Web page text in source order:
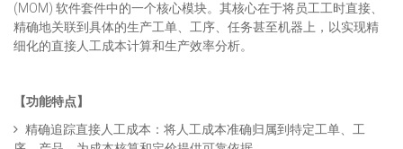
(MOM) 软件套件中的一个核心模块。其核心在于将员工工时直接、
精确地关联到具体的生产工单、工序、任务甚至机器上，以实现精
细化的直接人工成本计算和生产效率分析。
【功能特点】
精确追踪直接人工成本：将人工成本准确归属到特定工单、工